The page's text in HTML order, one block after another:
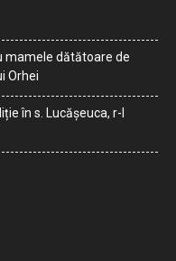
mamele dătătoare de
Orhei
în s. Lucășeuca, r-l